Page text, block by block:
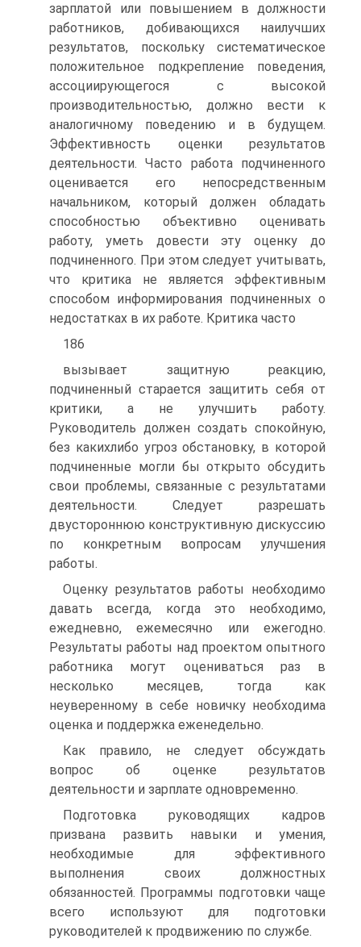
зарплатой или повышением в должности
работников, добивающихся наилучших
результатов, поскольку систематическое
положительное подкрепление поведения,
ассоциирующегося с высокой
производительностью, должно вести к
аналогичному поведению и в будущем.
Эффективность оценки результатов
деятельности. Часто работа подчиненного
оценивается его непосредственным
начальником, который должен обладать
способностью объективно оценивать
работу, уметь довести эту оценку до
подчиненного. При этом следует учитывать,
что критика не является эффективным
способом информирования подчиненных о
недостатках в их работе. Критика часто
186
вызывает защитную реакцию,
подчиненный старается защитить себя от
критики, а не улучшить работу.
Руководитель должен создать спокойную,
без какихлибо угроз обстановку, в которой
подчиненные могли бы открыто обсудить
свои проблемы, связанные с результатами
деятельности. Следует разрешать
двустороннюю конструктивную дискуссию
по конкретным вопросам улучшения
работы.
Оценку результатов работы необходимо
давать всегда, когда это необходимо,
ежедневно, ежемесячно или ежегодно.
Результаты работы над проектом опытного
работника могут оцениваться раз в
несколько месяцев, тогда как
неуверенному в себе новичку необходима
оценка и поддержка еженедельно.
Как правило, не следует обсуждать
вопрос об оценке результатов
деятельности и зарплате одновременно.
Подготовка руководящих кадров
призвана развить навыки и умения,
необходимые для эффективного
выполнения своих должностных
обязанностей. Программы подготовки чаще
всего используют для подготовки
руководителей к продвижению по службе.